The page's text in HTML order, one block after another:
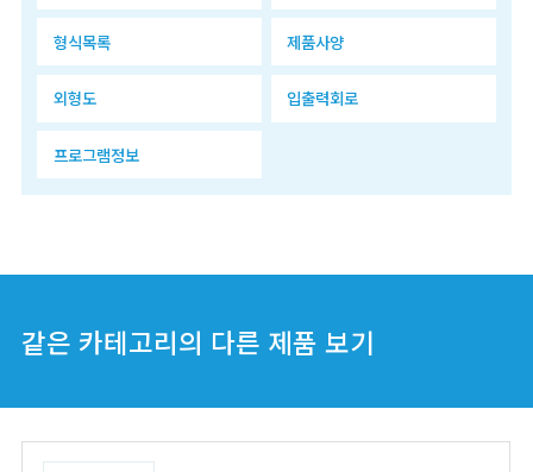
형식목록 제품사양
외형도 입출력회로
프로그램정보
같은 카테고리의 다른 제품 보기